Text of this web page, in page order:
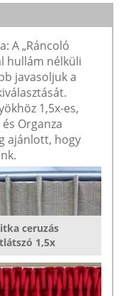
A „Ráncoló
hullám nélküli
javasoljuk a
1,5x-es,
Organza
ajánlott, hogy
ceruzás
1,5x